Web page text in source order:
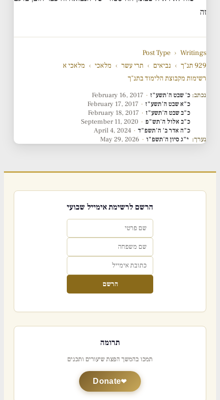
זה
Post Type › Writings
929 תנ"ך
› נביאים › תרי עשר › מלאכי › מלאכי א
רשימות מקבוצת הלימוד בתנ"ך
נכתב: כ' שבט ה'תשע"ז ·
February 16, 2017
כ"א שבט ה'תשע"ז ·
February 17, 2017
כ"ב שבט ה'תשע"ז ·
February 18, 2017
כ"ב אלול ה'תש"פ ·
September 11, 2020
כ"ה אדר ב' ה'תשפ"ד ·
April 4, 2024
נערך: י"ג סיון ה'תשפ"ו ·
May 29, 2026
הרשם לרשימת אימייל שבועי
הרשם
תרומה
תמכו בהמשך הפצת שיעורים ותכנים
Donate